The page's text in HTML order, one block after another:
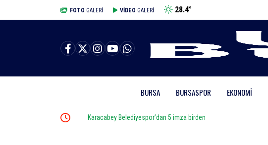
FOTO GALERİ VİDEO GALERİ 28.4°
BURSA BURSASPOR EKONOMI
Karacabey Belediyespor’dan 5 imza birden